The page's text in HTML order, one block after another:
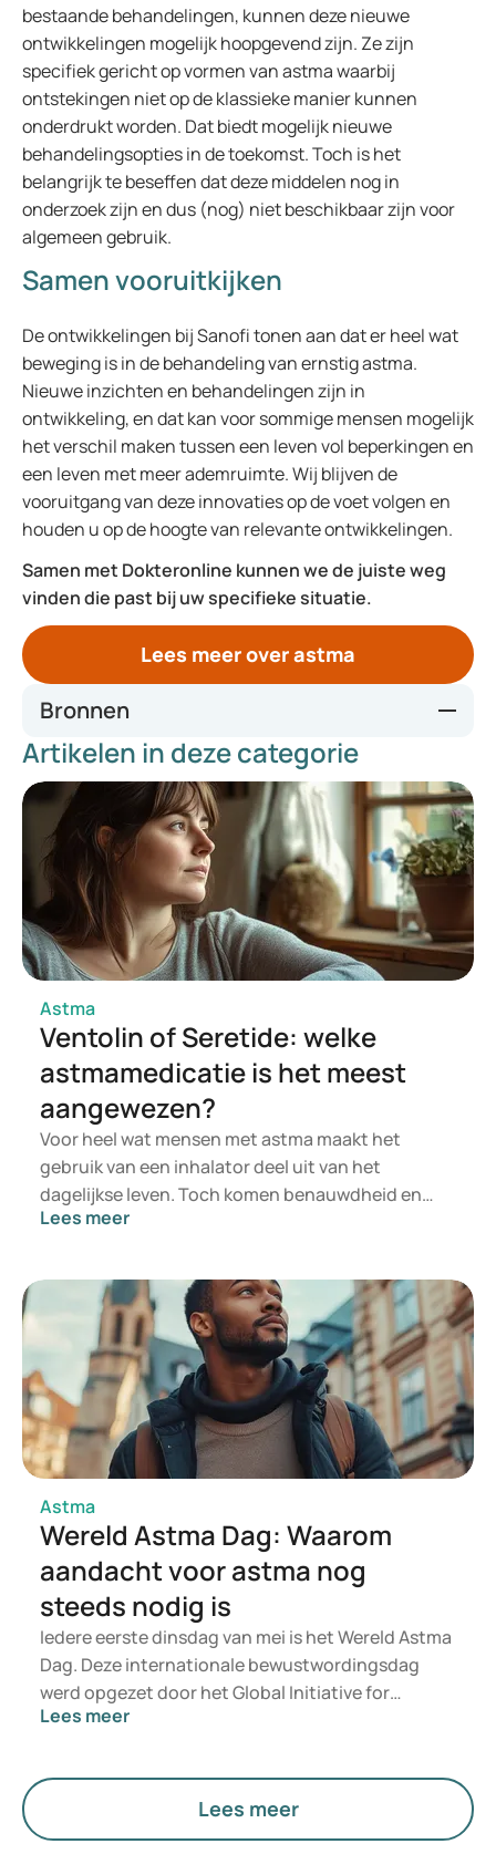
bestaande behandelingen, kunnen deze nieuwe
ontwikkelingen mogelijk hoopgevend zijn. Ze zijn
specifiek gericht op vormen van astma waarbij
ontstekingen niet op de klassieke manier kunnen
onderdrukt worden. Dat biedt mogelijk nieuwe
behandelingsopties in de toekomst. Toch is het
belangrijk te beseffen dat deze middelen nog in
onderzoek zijn en dus (nog) niet beschikbaar zijn voor
algemeen gebruik.
Samen vooruitkijken
De ontwikkelingen bij Sanofi tonen aan dat er heel wat
beweging is in de behandeling van ernstig astma.
Nieuwe inzichten en behandelingen zijn in
ontwikkeling, en dat kan voor sommige mensen mogelijk
het verschil maken tussen een leven vol beperkingen en
een leven met meer ademruimte. Wij blijven de
vooruitgang van deze innovaties op de voet volgen en
houden u op de hoogte van relevante ontwikkelingen.
Samen met Dokteronline kunnen we de juiste weg
vinden die past bij uw specifieke situatie.
Lees meer over astma
Bronnen
https://www.sanofi.com/en/media-room/press-
releases/2025/2025-04-15-05-00-00-30613682025-04-
15-05-00-00-3061368-en.pdf
Artikelen in deze categorie
Astma
Ventolin of Seretide: welke
astmamedicatie is het meest
aangewezen?
Voor heel wat mensen met astma maakt het
gebruik van een inhalator deel uit van het
dagelijkse leven. Toch komen benauwdheid en
onzekerheid over de werking van de medicatie
Seretide roepen in de praktijk vaak vragen op: wat
is nu precies het verschil? Waarom krijgt de ene
patiënt enkel Ventolin en een andere een
combinatiepreparaat zoals Seretide? En volstaat
een luchtwegverwijder bij aanhoudende
klachten? Een heldere uitleg over de werking en
het gebruik van deze middelen helpt om de
behandeling te optimaliseren, misverstanden te
vermijden en bij te dragen aan een betere controle
van astma.
Lees meer
Astma
Wereld Astma Dag: Waarom
aandacht voor astma nog
steeds nodig is
Iedere eerste dinsdag van mei is het Wereld Astma
Dag. Deze internationale bewustwordingsdag
werd opgezet door het Global Initiative for
Asthma (GINA), met als doel de zorg voor mensen
huidige thema – “It’s still needed” – wordt
onderstreept dat deze aandacht nog altijd hard
nodig is. Want hoewel astma in veel gevallen
Lees meer
Lees meer